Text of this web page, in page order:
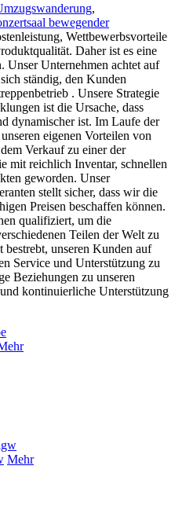
,
bewegender
Wettbewerbsvorteile
Daher ist es eine
Unser Unternehmen achtet auf
ständig, den Kunden
. Unsere Strategie
ist die Ursache, dass
dynamischer ist. Im Laufe der
eigenen Vorteilen von
Verkauf zu einer der
mit reichlich Inventar, schnellen
geworden. Unser
stellt sicher, dass wir die
Preisen beschaffen können.
qualifiziert, um die
Teilen der Welt zu
bestrebt, unseren Kunden auf
Service und Unterstützung zu
Beziehungen zu unseren
kontinuierliche Unterstützung
Mehr